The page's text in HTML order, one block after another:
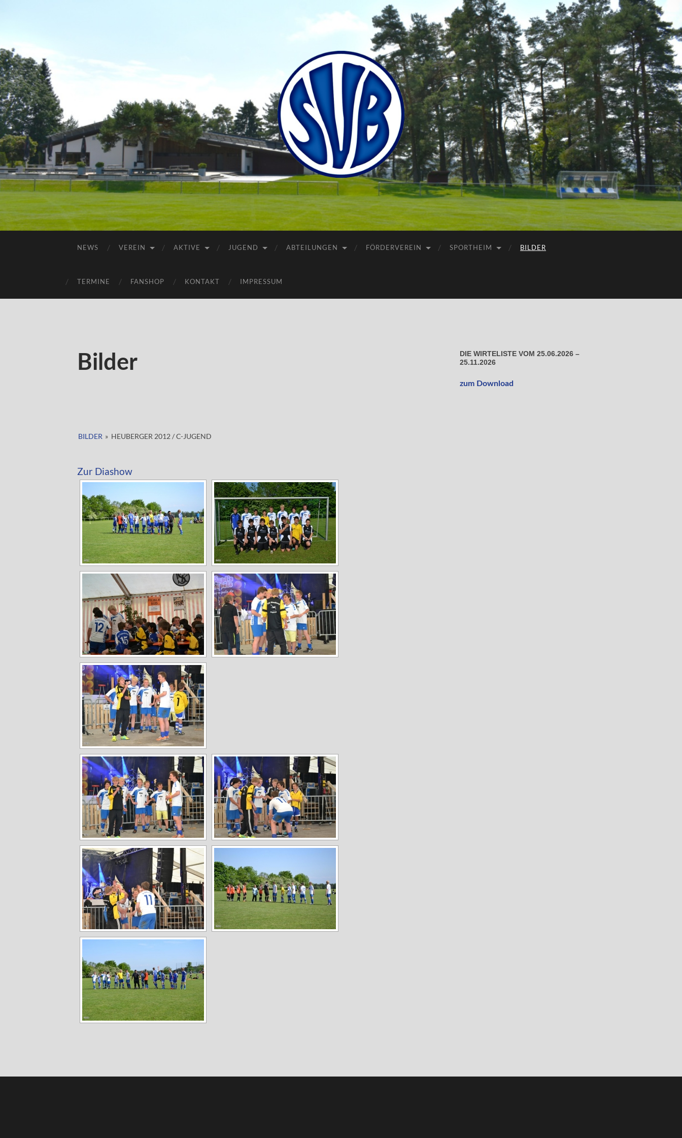
SV
Bubsheim
NEWS VEREIN AKTIVE JUGEND ABTEILUNGEN FÖRDERVEREIN SPORTHEIM BILDER
TERMINE FANSHOP KONTAKT IMPRESSUM
Bilder
BILDER » HEUBERGER 2012 / C-JUGEND
Zur Diashow
DIE WIRTELISTE VOM 25.06.2026 –
25.11.2026
zum Download